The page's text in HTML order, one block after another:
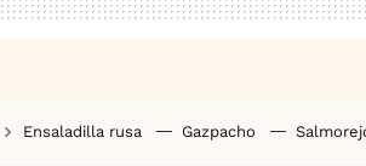
Ensaladilla rusa Gazpacho